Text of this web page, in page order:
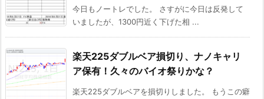
今日もノートレでした。 さすがに今日は反発して
いましたが、1300円近く下げた相 ...
楽天225ダブルベア損切り、ナノキャリ
ア保有！久々のバイオ祭りかな？
楽天225ダブルベアを損切りしました。 もうこの癖